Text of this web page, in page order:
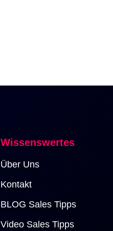
Wissenswertes
Über Uns
Kontakt
BLOG Sales Tipps
Video Sales Tipps